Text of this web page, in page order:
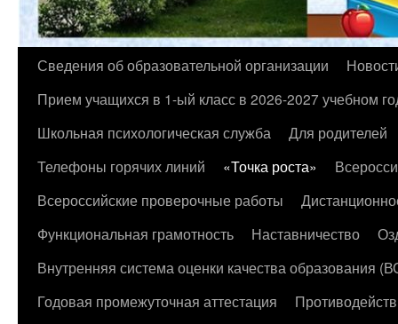
Перейти
содержимому
Сведения об образовательной организации
Прием учащихся в 1-ый класс в 2026-2027 учебном
Школьная психологическая служба
Для родителей
Телефоны горячих линий
«Точка роста»
Всероссийские проверочные работы
Функциональная грамотность
Наставничество
Внутренняя система оценки качества образования
Годовая промежуточная аттестация